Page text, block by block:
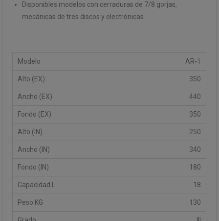
Disponibles modelos con cerraduras de 7/8 gorjas,
mecánicas de tres discos y electrónicas
AR-1
350
440
350
250
340
180
18
130